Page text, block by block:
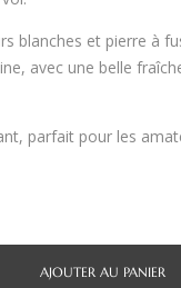
blanches et pierre à
, avec une belle
, parfait pour les
AJOUTER AU PANIER